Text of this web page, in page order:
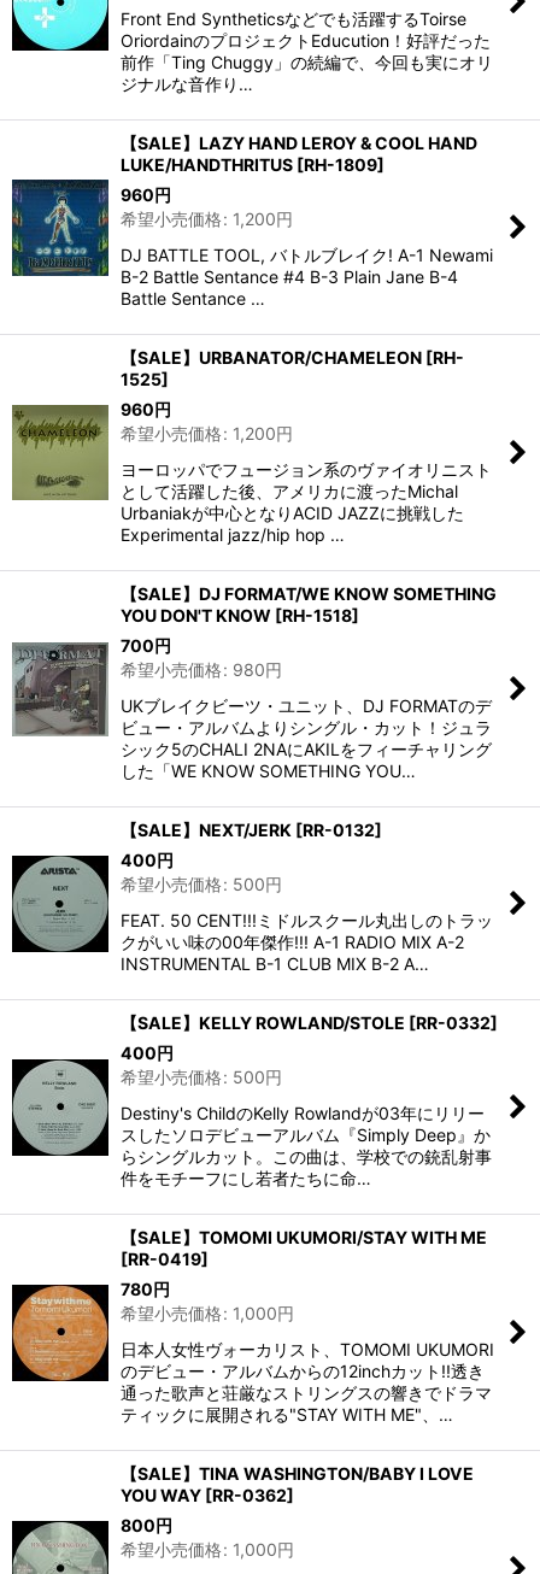
Front End Syntheticsなどでも活躍するToirse
OriordainのプロジェクトEducution！好評だった
前作「Ting Chuggy」の続編で、今回も実にオリ
ジナルな音作り…
【SALE】LAZY HAND LEROY & COOL HAND
LUKE/HANDTHRITUS [RH-1809]
960円
希望小売価格: 1,200円
DJ BATTLE TOOL, バトルブレイク! A-1 Newami
B-2 Battle Sentance #4 B-3 Plain Jane B-4
Battle Sentance …
【SALE】URBANATOR/CHAMELEON [RH-
1525]
960円
希望小売価格: 1,200円
ヨーロッパでフュージョン系のヴァイオリニスト
として活躍した後、アメリカに渡ったMichal
Urbaniakが中心となりACID JAZZに挑戦した
Experimental jazz/hip hop …
【SALE】DJ FORMAT/WE KNOW SOMETHING
YOU DON'T KNOW [RH-1518]
700円
希望小売価格: 980円
UKブレイクビーツ・ユニット、DJ FORMATのデ
ビュー・アルバムよりシングル・カット！ジュラ
シック5のCHALI 2NAにAKILをフィーチャリング
した「WE KNOW SOMETHING YOU…
【SALE】NEXT/JERK [RR-0132]
400円
希望小売価格: 500円
FEAT. 50 CENT!!!ミドルスクール丸出しのトラッ
クがいい味の00年傑作!!! A-1 RADIO MIX A-2
INSTRUMENTAL B-1 CLUB MIX B-2 A…
【SALE】KELLY ROWLAND/STOLE [RR-0332]
400円
希望小売価格: 500円
Destiny's ChildのKelly Rowlandが03年にリリー
スしたソロデビューアルバム『Simply Deep』か
らシングルカット。この曲は、学校での銃乱射事
件をモチーフにし若者たちに命…
【SALE】TOMOMI UKUMORI/STAY WITH ME
[RR-0419]
780円
希望小売価格: 1,000円
日本人女性ヴォーカリスト、TOMOMI UKUMORI
のデビュー・アルバムからの12inchカット!!透き
通った歌声と荘厳なストリングスの響きでドラマ
ティックに展開される"STAY WITH ME"、…
【SALE】TINA WASHINGTON/BABY I LOVE
YOU WAY [RR-0362]
800円
希望小売価格: 1,000円